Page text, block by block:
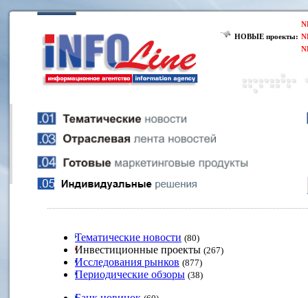
НОВЫЕ проекты:
Тематические новости (80)
Инвестиционные проекты (267)
Исследования рынков (877)
Периодические обзоры (38)